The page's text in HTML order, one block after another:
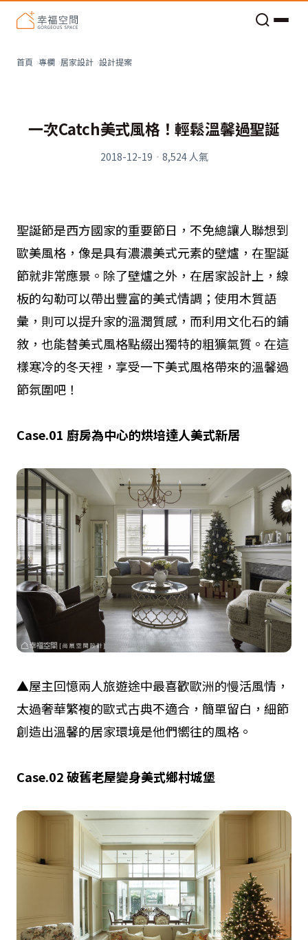
首頁 專欄 居家設計 設計提案
一次Catch美式風格！輕鬆溫馨過聖誕
2018-12-19 · 8,524人氣
聖誕節是西方國家的重要節日，不免總讓人聯想到
歐美風格，像是具有濃濃美式元素的壁爐，在聖誕
節就非常應景。除了壁爐之外，在居家設計上，線
板的勾勒可以帶出豐富的美式情調；使用木質語
彙，則可以提升家的溫潤質感，而利用文化石的鋪
敘，也能替美式風格點綴出獨特的粗獷氣質。在這
樣寒冷的冬天裡，享受一下美式風格帶來的溫馨過
節氛圍吧！
Case.01 廚房為中心的烘培達人美式新居
▲屋主回憶兩人旅遊途中最喜歡歐洲的慢活風情，
太過奢華繁複的歐式古典不適合，簡單留白，細節
創造出溫馨的居家環境是他們嚮往的風格。
Case.02破舊老屋變身美式鄉村城堡